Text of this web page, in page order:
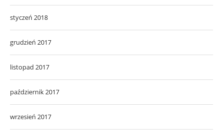
styczeń 2018
grudzień 2017
listopad 2017
październik 2017
wrzesień 2017